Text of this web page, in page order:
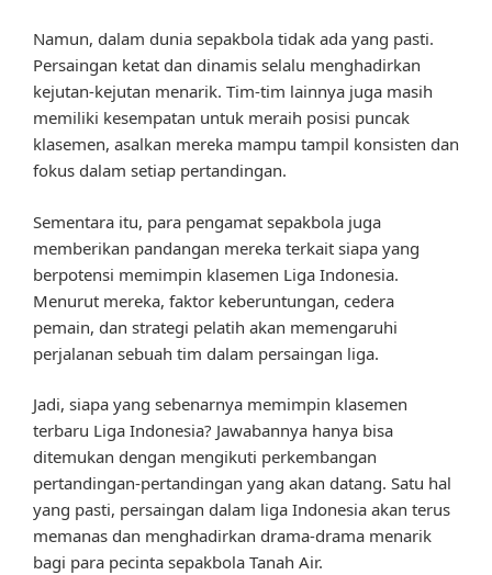
Namun, dalam dunia sepakbola tidak ada yang pasti.
Persaingan ketat dan dinamis selalu menghadirkan
kejutan-kejutan menarik. Tim-tim lainnya juga masih
memiliki kesempatan untuk meraih posisi puncak
klasemen, asalkan mereka mampu tampil konsisten dan
fokus dalam setiap pertandingan.
Sementara itu, para pengamat sepakbola juga
memberikan pandangan mereka terkait siapa yang
berpotensi memimpin klasemen Liga Indonesia.
Menurut mereka, faktor keberuntungan, cedera
pemain, dan strategi pelatih akan memengaruhi
perjalanan sebuah tim dalam persaingan liga.
Jadi, siapa yang sebenarnya memimpin klasemen
terbaru Liga Indonesia? Jawabannya hanya bisa
ditemukan dengan mengikuti perkembangan
pertandingan-pertandingan yang akan datang. Satu hal
yang pasti, persaingan dalam liga Indonesia akan terus
memanas dan menghadirkan drama-drama menarik
bagi para pecinta sepakbola Tanah Air.